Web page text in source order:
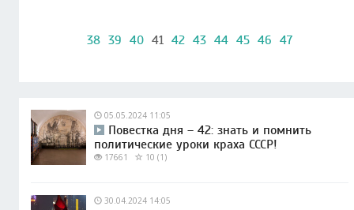
38 39 40 41 42 43 44 45 46 47
05.05.2024 11:05
Повестка дня – 42: знать и помнить
политические уроки краха СССР!
17661 10 (1)
30.04.2024 14:05